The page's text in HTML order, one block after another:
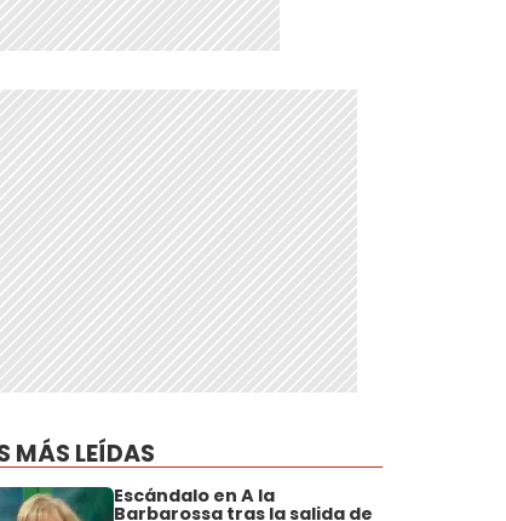
MÁS LEÍDAS
Escándalo en A la
Barbarossa tras la salida de